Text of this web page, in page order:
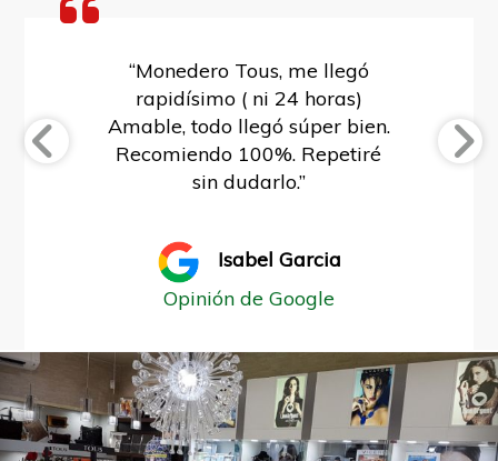
“Monedero Tous, me llegó
rapidísimo ( ni 24 horas)
Amable, todo llegó súper bien.
Recomiendo 100%. Repetiré
sin dudarlo.”
Isabel Garcia
Opinión de Google
“Gracias por ayudarme a
elegir el regalo de Reyes para
mi mujer. Gran acierto”
Opinión de Google
Anterior